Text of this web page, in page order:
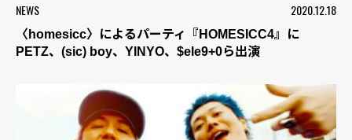
NEWS 2020.12.18
〈homesicc〉によるパーティ『HOMESICC4』に
PETZ、(sic) boy、YINYO、$ele9+0ら出演